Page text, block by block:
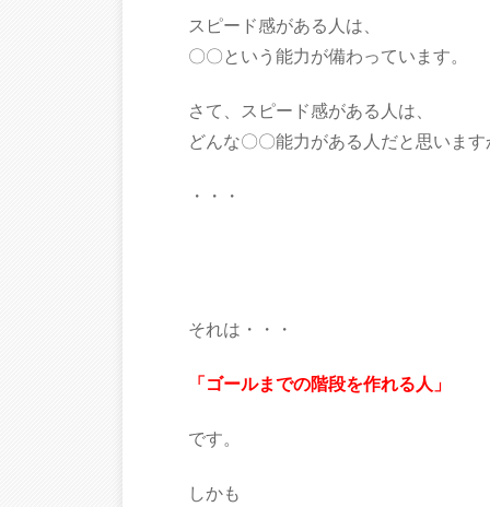
スピード感がある人は、
〇〇という能力が備わっています。
さて、スピード感がある人は、
どんな〇〇能力がある人だと思います
・・・
それは・・・
「ゴールまでの階段を作れる人」
です。
しかも